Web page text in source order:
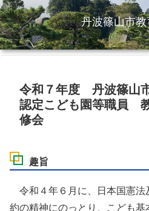
丹波篠山市
令和７年度 丹波篠山
認定こども園等職員
修会
趣旨
令和４年６月に、日本国憲法
約の精神にのっとり、こども基